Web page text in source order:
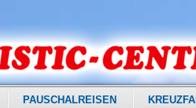
PAUSCHALREISEN